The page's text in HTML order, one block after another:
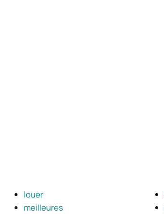
louer
meilleures